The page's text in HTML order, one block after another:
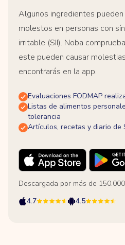
Algunos ingredientes
molestos en personas con
irritable (SII). Noba
este pueden causar
encontrarás en la app.
Evaluaciones FODMAP
Listas de alimentos
tolerancia
Artículos, recetas y diario de
Descargada por más de
4.7
4.5